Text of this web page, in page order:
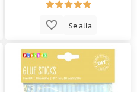
Se alla